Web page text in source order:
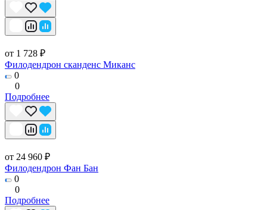
от 1 728 ₽
Филодендрон сканденс Миканс
0
0
Подробнее
от 24 960 ₽
Филодендрон Фан Бан
0
0
Подробнее